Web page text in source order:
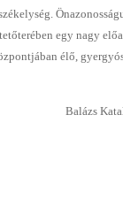
egy nagy
élő,
Balázs